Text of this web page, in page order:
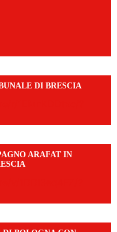
DI BRESCIA
ARAFAT IN